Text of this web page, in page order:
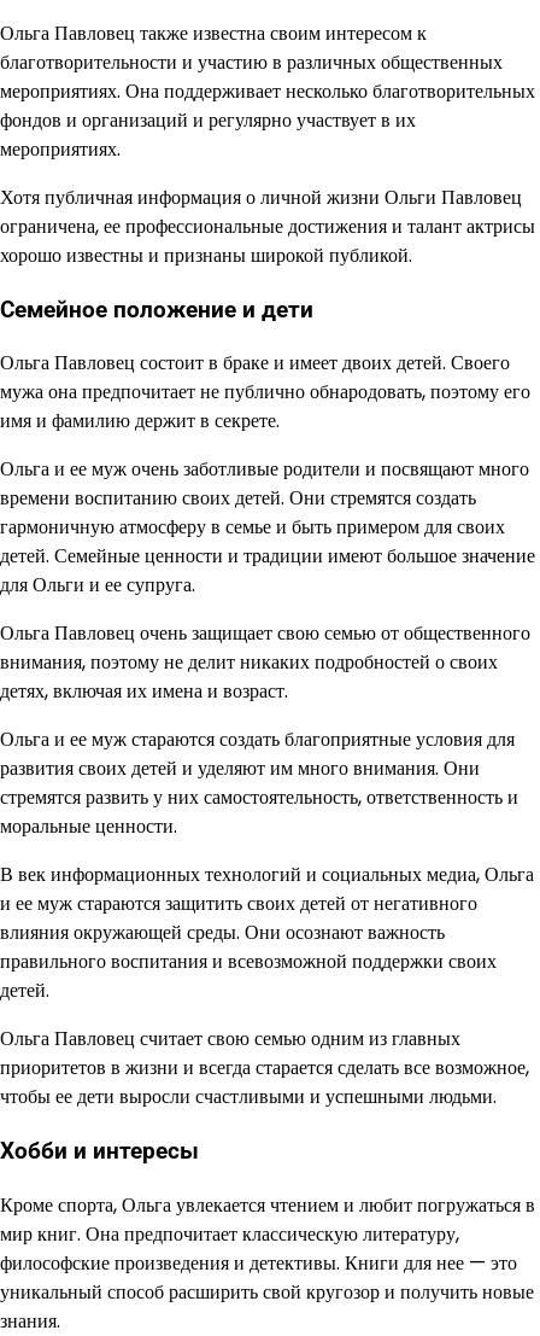
Ольга Павловец также известна своим интересом к
благотворительности и участию в различных общественных
мероприятиях. Она поддерживает несколько благотворительных
фондов и организаций и регулярно участвует в их
мероприятиях.
Хотя публичная информация о личной жизни Ольги Павловец
ограничена, ее профессиональные достижения и талант актрисы
хорошо известны и признаны широкой публикой.
Семейное положение и дети
Ольга Павловец состоит в браке и имеет двоих детей. Своего
мужа она предпочитает не публично обнародовать, поэтому его
имя и фамилию держит в секрете.
Ольга и ее муж очень заботливые родители и посвящают много
времени воспитанию своих детей. Они стремятся создать
гармоничную атмосферу в семье и быть примером для своих
детей. Семейные ценности и традиции имеют большое значение
для Ольги и ее супруга.
Ольга Павловец очень защищает свою семью от общественного
внимания, поэтому не делит никаких подробностей о своих
детях, включая их имена и возраст.
Ольга и ее муж стараются создать благоприятные условия для
развития своих детей и уделяют им много внимания. Они
стремятся развить у них самостоятельность, ответственность и
моральные ценности.
В век информационных технологий и социальных медиа, Ольга
и ее муж стараются защитить своих детей от негативного
влияния окружающей среды. Они осознают важность
правильного воспитания и всевозможной поддержки своих
детей.
Ольга Павловец считает свою семью одним из главных
приоритетов в жизни и всегда старается сделать все возможное,
чтобы ее дети выросли счастливыми и успешными людьми.
Хобби и интересы
Кроме спорта, Ольга увлекается чтением и любит погружаться в
мир книг. Она предпочитает классическую литературу,
философские произведения и детективы. Книги для нее — это
уникальный способ расширить свой кругозор и получить новые
знания.